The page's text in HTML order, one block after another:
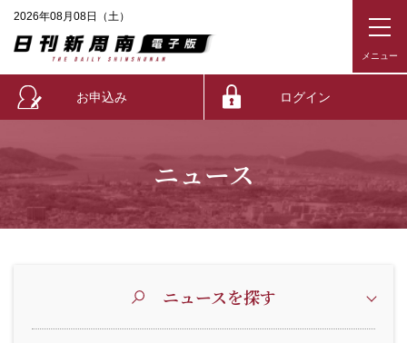
2026年08月08日（土）
お申込み ログイン
ニュース
ニュースを探す